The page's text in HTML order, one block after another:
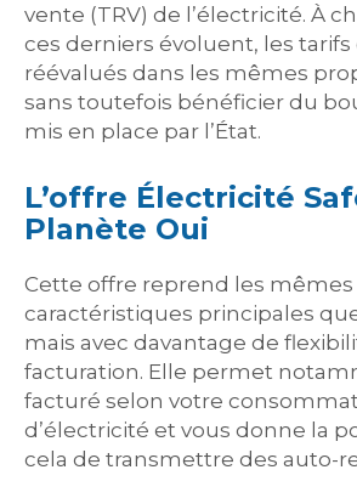
vente (TRV) de l’électricité. À
ces derniers évoluent, les tarifs
réévalués dans les mêmes
sans toutefois bénéficier du
mis en place par l’État.
L’offre Électricité
Planète Oui
Cette offre reprend les mêmes
caractéristiques principales
mais avec davantage de
facturation. Elle permet
facturé selon votre
d’électricité et vous donne la
cela de transmettre des auto-